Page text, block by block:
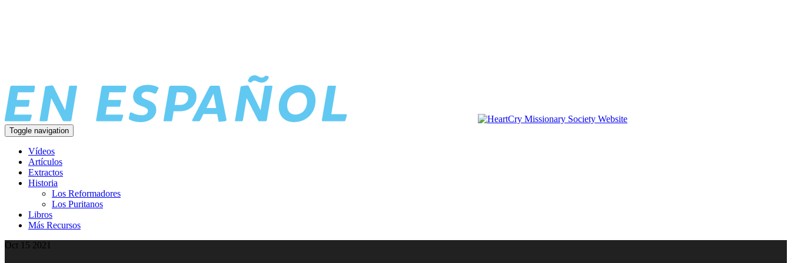
Toggle navigation
Vídeos
Artículos
Extractos
Historia
Los Reformadores
Los Puritanos
Libros
Más Recursos
Oct 15 2021